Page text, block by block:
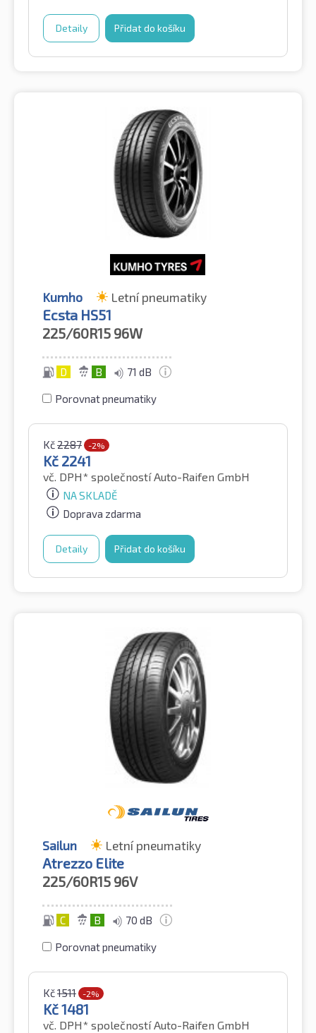
Detaily Přidat do košíku
Kumho Letní pneumatiky
Ecsta HS51
225/60R15 96W
D B 71 dB
Porovnat pneumatiky
Kč2287 -2%
Kč 2241
vč. DPH* společností Auto-Raifen GmbH
NA SKLADĚ
Doprava zdarma
Detaily Přidat do košíku
Sailun Letní pneumatiky
Atrezzo Elite
225/60R15 96V
C B 70 dB
Porovnat pneumatiky
Kč1511 -2%
Kč1481
vč. DPH* společností Auto-Raifen GmbH